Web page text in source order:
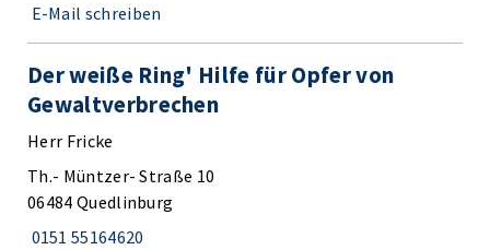
E-Mail schreiben
Der weiße Ring' Hilfe für Opfer von
Gewaltverbrechen
Herr Fricke
Th.- Müntzer- Straße 10
06484 Quedlinburg
0151 55164620